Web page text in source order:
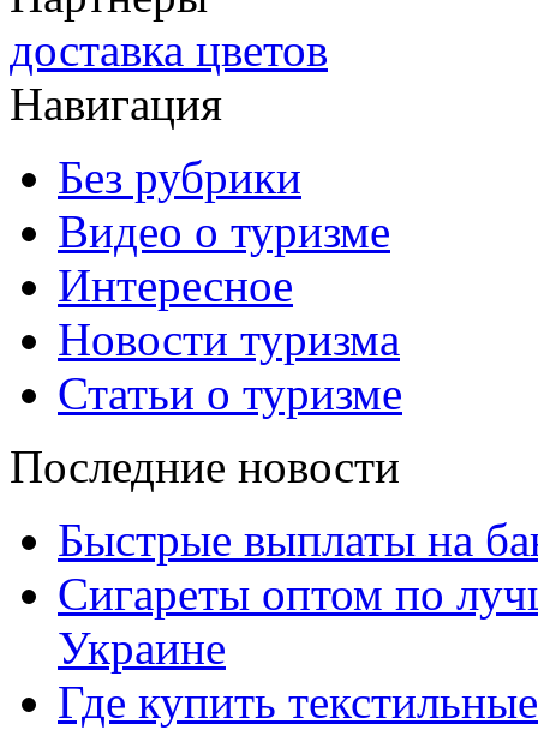
доставка цветов
Навигация
Без рубрики
Видео о туризме
Интересное
Новости туризма
Статьи о туризме
Последние новости
Быстрые выплаты на
Сигареты оптом по
Украине
Где купить